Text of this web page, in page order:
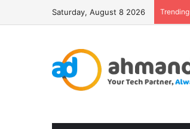
Saturday, August 8 2026 Trending